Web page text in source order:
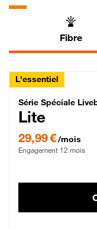
Fibre
L'essentiel
Série
Série Spéciale
Lite
29,99 €/mois
Engagement 12 mois